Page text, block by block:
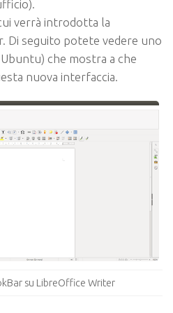
verrà introdotta la
. Di seguito potete vedere uno
che mostra a che
nuova interfaccia.
su LibreOffice Writer